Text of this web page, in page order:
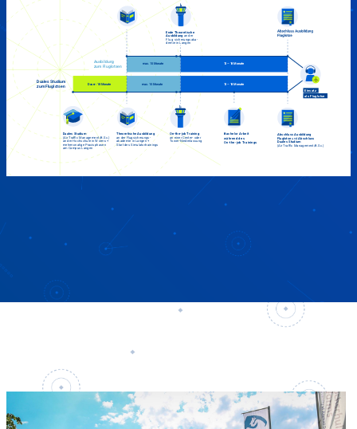
On-the-job Training
an einer Center- oder
Tower-Niederlassung
BachelorArbeit
während des
On-the-job Trainings
Duales Studium
(Air Traffic Management/B.Sc.)
an der Hochschule in Worms +
mehrmonatige Praxisphasen
am Campus Langen
Theoretische Ausbildung
an der Flugsicherungs-
akademie in Langen +
Start des Simulatortrainings
DualesStudium
zumFluglotsen
Ausbildung
zum F luglotsen
Dauer: 18 Monate
Abschluss Ausbildung
FluglotseundAbschluss
Duales Studium
(Air Traffic Management/B.Sc.)
Einsatz
alsFluglotse
max .15 Monate
max.1 Monate 12 – 18Monate
12 – 18Monate
Ende Theoretische
Ausbildung an der
Flug sicherungsaka-
demie in Langen